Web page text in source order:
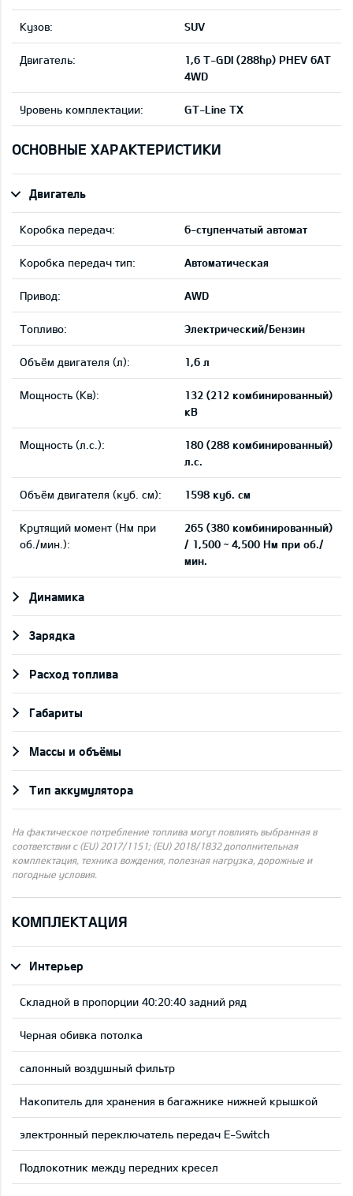
Кузов: SUV
Двигатель:
1,6 T-GDI (288hp) PHEV 6AT
4WD
Уровень комплектации: GT-Line TX
ОСНОВНЫЕ ХАРАКТЕРИСТИКИ
Двигатель
Коробка передач: 6-ступенчатый автомат
Коробка передач тип: Автоматическая
Привод: AWD
Tопливо: Электрический/Бензин
Объём двигателя (л): 1,6 л
Мощность (Кв):
132 (212 комбинированный)
кВ
Мощность (л.с.):
180 (288 комбинированный)
л.с.
Объём двигателя (куб. см): 1598 куб. см
Крутящий момент (Нм при
об./мин.):
265 (380 комбинированный)
/ 1,500 ~ 4,500 Нм при об./
мин.
Динамика
Зарядка
Pасход топлива
Габариты
Массы и объёмы
Тип аккумулятора
На фактическое потребление топлива могут повлиять выбранная в
соответствии с (EU) 2017/1151; (EU) 2018/1832 дополнительная
комплектация, техника вождения, полезная нагрузка, дорожные и
погодные условия.
КОМПЛЕКТАЦИЯ
Интерьер
Складной в пропорции 40:20:40 задний ряд
Черная обивка потолка
салонный воздушный фильтр
Накопитель для хранения в багажнике нижней крышкой
электронный переключатель передач E-Switch
Подлокотник между передних кресел